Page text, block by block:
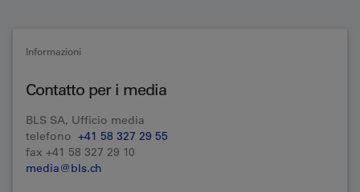
Informazioni
Contatto per i media
BLS SA, Ufficio media
telefono +41 58 327 29 55
fax +41 58 327 29 10
media@bls.ch